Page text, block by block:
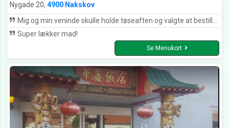
Nygade 20, 4900 Nakskov
Mig og min veninde skulle holde tøseaften og valgte at bestille sushi. Vi bestilte en påske party menu med 70 stk samt tangsalat og edemamebønner. Vi får et opkald lidt senere på aftenen da der var problemer med riskogeren og derfor ville de informere det blev en halv time forsinket. Vi kommer og afhenter maden med super god service og havde fået en ekstra tangsalat med gratis pga forsinkelsen. Den unge dreng er super dygtig og god til at give kunderne en dejlig oplevelse hver eneste gang man bestiller hos fu. Maden var som altid velforberedt og smagte utrolig godt. Tak for denne gang, vi ses snart igen
Super lækker mad!
Se Menukort